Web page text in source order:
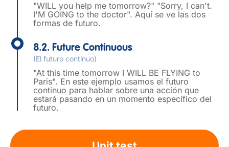
"WILL you help me tomorrow?" "Sorry, I can't.
I'M GOING to the doctor". Aquí se ve las dos
formas de futuro.
8.2. Future Continuous
(El futuro continuo)
"At this time tomorrow I WILL BE FLYING to
Paris". En este ejemplo usamos el futuro
continuo para hablar sobre una acción que
estará pasando en un momento específico del
futuro.